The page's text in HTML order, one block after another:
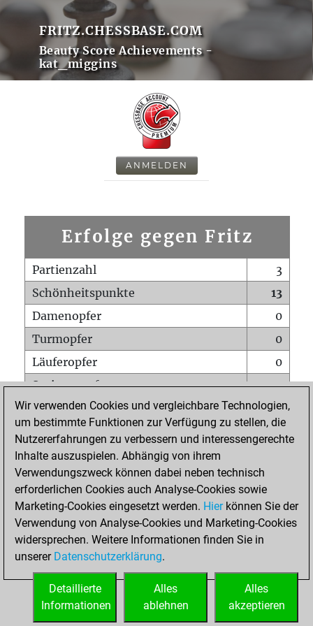
FRITZ.CHESSBASE.COM
Beauty Score Achievements -
kat_miggins
ANMELDEN
Erfolge gegen Fritz
Partienzahl
3
Schönheitspunkte
13
Damenopfer
0
Turmopfer
0
Läuferopfer
0
Springeropfer
1
Bauernopfer
0
Matt auf vollem Brett
0
Bauer setzt Matt
Erstickte Matts
Unterverwandlungen
0
Türme auf der siebten
0
STARTSEITE
Wir verwenden Cookies und vergleichbare Technologien,
um bestimmte Funktionen zur Verfügung zu stellen, die
Nutzererfahrungen zu verbessern und interessengerechte
Inhalte auszuspielen. Abhängig von ihrem
Verwendungszweck können dabei neben technisch
erforderlichen Cookies auch Analyse-Cookies sowie
Marketing-Cookies eingesetzt werden. Hierkönnen Sie der
Verwendung von Analyse-Cookies und Marketing-Cookies
widersprechen. Weitere Informationen finden Sie in
unserer Datenschutzerklärung.
Alles
akzeptieren
Alles
ablehnen
Detaillierte
Informationen